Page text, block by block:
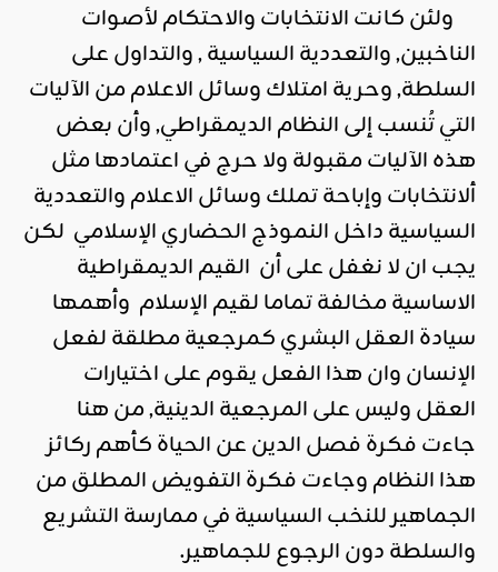
ولئن كانت الانتخابات والاحتكام لأصوات
الناخبين, والتعددية السياسية , والتداول على
السلطة, وحرية امتلاك وسائل الاعلام من الآليات
التي تُنسب إلى النظام الديمقراطي, وأن بعض
هذه الآليات مقبولة ولا حرج في اعتمادها مثل
ألانتخابات وإباحة تملك وسائل الاعلام والتعددية
السياسية داخل النموذج الحضاري الإسلامي لكن
يجب ان لا نغفل على أن القيم الديمقراطية
الاساسية مخالفة تماما لقيم الإسلام وأهمها
سيادة العقل البشري كمرجعية مطلقة لفعل
الإنسان وان هذا الفعل يقوم على اختيارات
العقل وليس على المرجعية الدينية, من هنا
جاءت فكرة فصل الدين عن الحياة كأهم ركائز
هذا النظام وجاءت فكرة التفويض المطلق من
الجماهير للنخب السياسية في ممارسة التشريع
والسلطة دون الرجوع للجماهير.